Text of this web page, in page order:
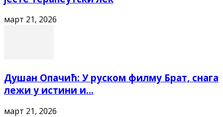
март 21, 2026
Душан Опачић: У руском филму Брат, снага
лежи у истини и...
март 21, 2026